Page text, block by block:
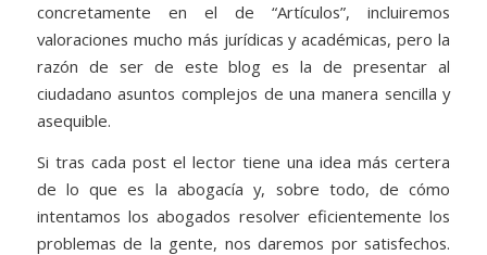
concretamente en el de “Artículos”, incluiremos
valoraciones mucho más jurídicas y académicas, pero la
razón de ser de este blog es la de presentar al
ciudadano asuntos complejos de una manera sencilla y
asequible.
Si tras cada post el lector tiene una idea más certera
de lo que es la abogacía y, sobre todo, de cómo
intentamos los abogados resolver eficientemente los
problemas de la gente, nos daremos por satisfechos.